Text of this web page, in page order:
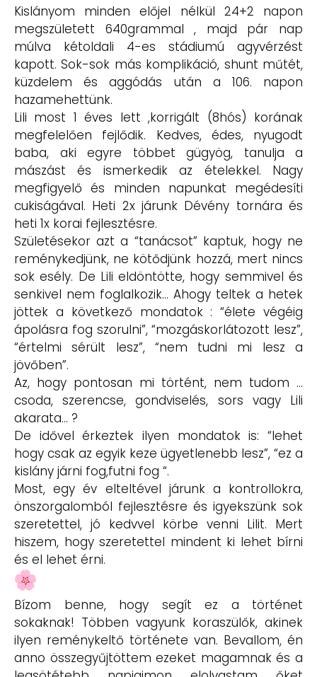
Kislányom minden előjel nélkül 24+2 napon
megszületett 640grammal , majd pár nap
múlva kétoldali 4-es stádiumú agyvérzést
kapott. Sok-sok más komplikáció, shunt műtét,
küzdelem és aggódás után a 106. napon
hazamehettünk.
Lili most 1 éves lett ,korrigált (8hós) korának
megfelelően fejlődik. Kedves, édes, nyugodt
baba, aki egyre többet gügyög, tanulja a
mászást és ismerkedik az ételekkel. Nagy
megfigyelő és minden napunkat megédesíti
cukiságával. Heti 2x járunk Dévény tornára és
heti 1x korai fejlesztésre.
Születésekor azt a “tanácsot” kaptuk, hogy ne
reménykedjünk, ne kötődjünk hozzá, mert nincs
sok esély. De Lili eldöntötte, hogy semmivel és
senkivel nem foglalkozik… Ahogy teltek a hetek
jöttek a következő mondatok : “élete végéig
ápolásra fog szorulni”, “mozgáskorlátozott lesz”,
“értelmi sérült lesz”, “nem tudni mi lesz a
jövőben”.
Az, hogy pontosan mi történt, nem tudom …
csoda, szerencse, gondviselés, sors vagy Lili
akarata… ?
De idővel érkeztek ilyen mondatok is: “lehet
hogy csak az egyik keze ügyetlenebb lesz”, “ez a
kislány járni fog,futni fog “.
Most, egy év elteltével járunk a kontrollokra,
önszorgalomból fejlesztésre és igyekszünk sok
szeretettel, jó kedvvel körbe venni Lilit. Mert
hiszem, hogy szeretettel mindent ki lehet bírni
és el lehet érni.
Bízom benne, hogy segít ez a történet
sokaknak! Többen vagyunk koraszülők, akinek
ilyen reménykeltő története van. Bevallom, én
anno összegyűjtöttem ezeket magamnak és a